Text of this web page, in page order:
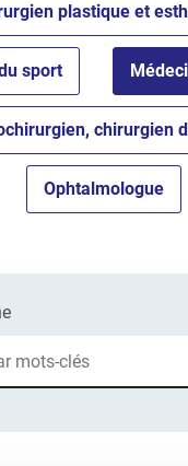
plastique et
sport
chirurgien
Ophtalmologue